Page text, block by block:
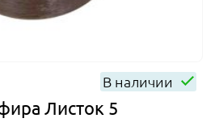
В наличии
Листок 5